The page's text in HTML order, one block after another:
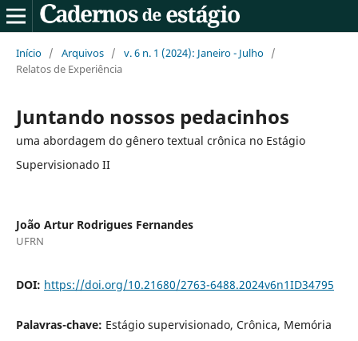
Início / Arquivos / v. 6 n. 1 (2024): Janeiro - Julho /
Relatos de Experiência
Juntando nossos pedacinhos
uma abordagem do gênero textual crônica no Estágio
Supervisionado II
João Artur Rodrigues Fernandes
UFRN
DOI: https://doi.org/10.21680/2763-6488.2024v6n1ID34795
Palavras-chave: Estágio supervisionado, Crônica, Memória